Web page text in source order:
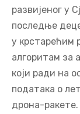
развијеног у
последње
у крстарећим
алгоритам за
који ради на
података о
дрона-ракете.